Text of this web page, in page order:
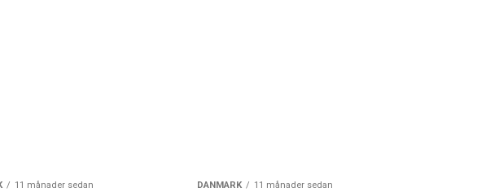
11 månader sedan DANMARK 11 månader sedan